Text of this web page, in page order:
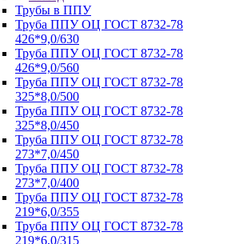
Трубы в ППУ
Труба ППУ ОЦ ГОСТ 8732-78
426*9,0/630
Труба ППУ ОЦ ГОСТ 8732-78
426*9,0/560
Труба ППУ ОЦ ГОСТ 8732-78
325*8,0/500
Труба ППУ ОЦ ГОСТ 8732-78
325*8,0/450
Труба ППУ ОЦ ГОСТ 8732-78
273*7,0/450
Труба ППУ ОЦ ГОСТ 8732-78
273*7,0/400
Труба ППУ ОЦ ГОСТ 8732-78
219*6,0/355
Труба ППУ ОЦ ГОСТ 8732-78
219*6,0/315